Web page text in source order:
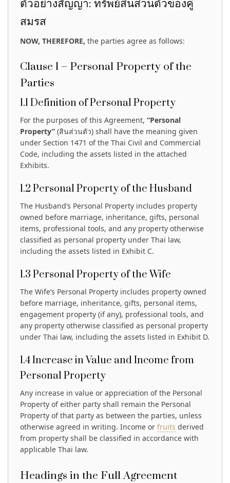
ตัวอย่างสัญญา: ทรัพย์สินส่วนตัวของคู่
สมรส
NOW, THEREFORE, the parties agree as follows:
Clause 1 – Personal Property of the
Parties
1.1 Definition of Personal Property
For the purposes of this Agreement, “Personal
Property”(สินส่วนตัว) shall have the meaning given
under Section 1471 of the Thai Civil and Commercial
Code, including the assets listed in the attached
Exhibits.
1.2 Personal Property of the Husband
The Husband’s Personal Property includes property
owned before marriage, inheritance, gifts, personal
items, professional tools, and any property otherwise
classified as personal property under Thai law,
including the assets listed in Exhibit C.
1.3 Personal Property of the Wife
The Wife’s Personal Property includes property owned
before marriage, inheritance, gifts, personal items,
engagement property (if any), professional tools, and
any property otherwise classified as personal property
under Thai law, including the assets listed in Exhibit D.
1.4 Increase in Value and Income from
Personal Property
Any increase in value or appreciation of the Personal
Property of either party shall remain the Personal
Property of that party as between the parties, unless
otherwise agreed in writing. Income or fruits derived
from property shall be classified in accordance with
applicable Thai law.
Headings in the Full Agreement